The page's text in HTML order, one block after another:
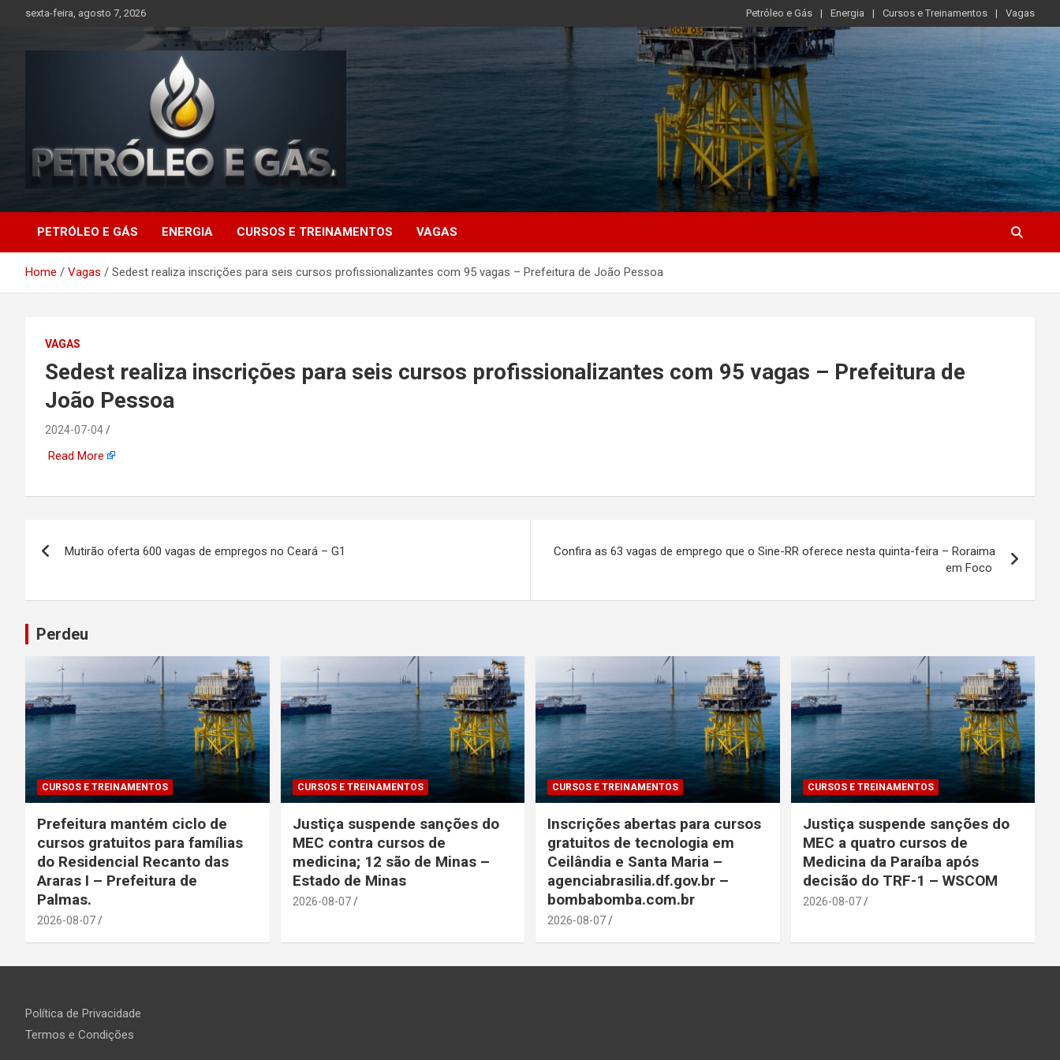
sexta-feira, agosto 7, 2026 Petróleo e Gás Energia Cursos e Treinamentos Vagas
Petróleo e Gás |
Últimas notícias
relacionadas a
petróleo, gás, vagas de
emprego, energia, setor
offshore, economia,
tecnologia, indústria
automotiva, mineração,
indústria naval, etc
PETRÓLEO E GÁS ENERGIA CURSOS E TREINAMENTOS VAGAS
Home Vagas Sedest realiza inscrições para seis cursos profissionalizantes com 95 vagas – Prefeitura de João Pessoa
VAGAS
Sedest realiza inscrições para seis cursos profissionalizantes com 95 vagas – Prefeitura de
João Pessoa
2024-07-04
Read More
de
Post
Mutirão oferta 600 vagas de empregos no Ceará – G1
Confira as 63 vagas de emprego que o Sine-RR oferece nesta quinta-feira – Roraima
em Foco
Perdeu
CURSOS E TREINAMENTOS
Prefeitura mantém ciclo de
cursos gratuitos para famílias
do Residencial Recanto das
Araras I – Prefeitura de
Palmas.
2026-08-07
CURSOS E TREINAMENTOS
Justiça suspende sanções do
MEC contra cursos de
medicina; 12 são de Minas –
Estado de Minas
2026-08-07
CURSOS E TREINAMENTOS
Inscrições abertas para cursos
gratuitos de tecnologia em
Ceilândia e Santa Maria –
agenciabrasilia.df.gov.br –
bombabomba.com.br
2026-08-07
CURSOS E TREINAMENTOS
Justiça suspende sanções do
MEC a quatro cursos de
Medicina da Paraíba após
decisão do TRF-1 – WSCOM
2026-08-07
Política de Privacidade
Termos e Condições